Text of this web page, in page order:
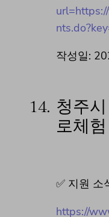
작성일:
14. 청주
로체
✅ 지원
https://